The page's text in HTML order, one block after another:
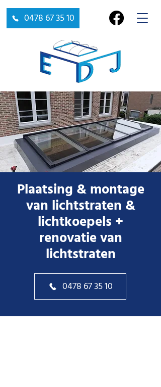
0478 67 35 10
Plaatsing & montage
van lichtstraten &
lichtkoepels +
renovatie van
lichtstraten
0478 67 35 10